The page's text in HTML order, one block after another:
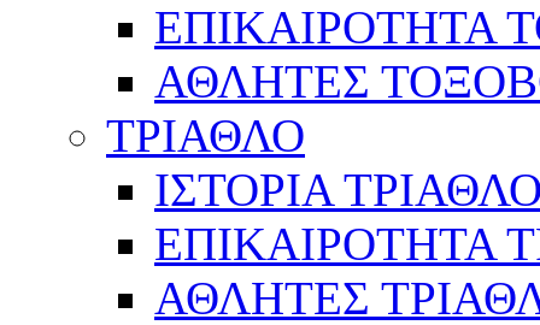
ΕΠΙΚΑΙΡΟΤΗΤΑ
ΑΘΛΗΤΕΣ
ΤΡΙΑΘΛΟ
ΙΣΤΟΡΙΑ
ΕΠΙΚΑΙΡΟΤΗΤΑ
ΑΘΛΗΤΕΣ